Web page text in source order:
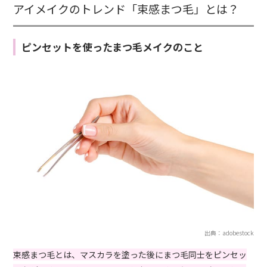
アイメイクのトレンド「束感まつ毛」とは？
ピンセットを使ったまつ毛メイクのこと
出典：adobestock
束感まつ毛とは、マスカラを塗った後にまつ毛同士をピンセッ